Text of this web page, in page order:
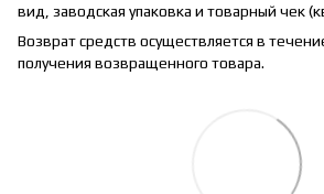
вид, заводская упаковка и товарный чек
Возврат средств осуществляется в
получения возвращенного товара.